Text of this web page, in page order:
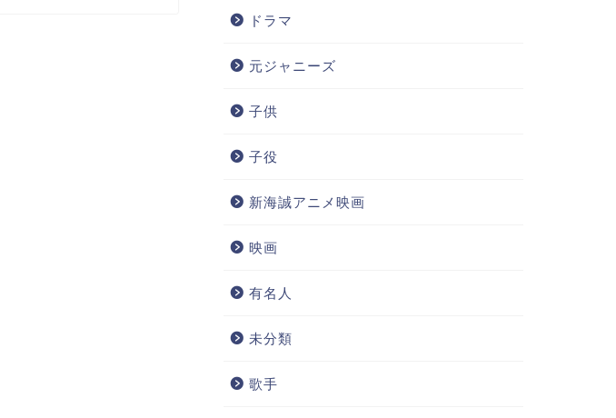
ドラマ
元ジャニーズ
子供
子役
新海誠アニメ映画
映画
有名人
未分類
歌手